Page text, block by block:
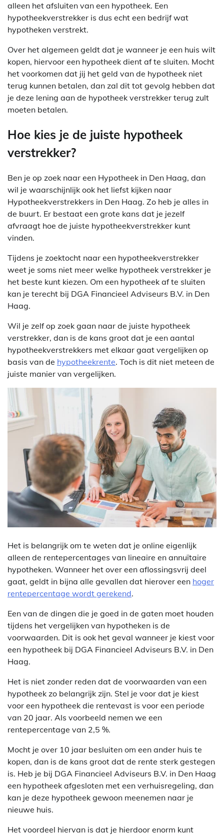
alleen het afsluiten van een hypotheek. Een
hypotheekverstrekker is dus echt een bedrijf wat
hypotheken verstrekt.
Over het algemeen geldt dat je wanneer je een huis wilt
kopen, hiervoor een hypotheek dient af te sluiten. Mocht
het voorkomen dat jij het geld van de hypotheek niet
terug kunnen betalen, dan zal dit tot gevolg hebben dat
je deze lening aan de hypotheek verstrekker terug zult
moeten betalen.
Hoe kies je de juiste hypotheek
verstrekker?
Ben je op zoek naar een Hypotheek in Den Haag, dan
wil je waarschijnlijk ook het liefst kijken naar
Hypotheekverstrekkers in Den Haag. Zo heb je alles in
de buurt. Er bestaat een grote kans dat je jezelf
afvraagt hoe de juiste hypotheekverstrekker kunt
vinden.
Tijdens je zoektocht naar een hypotheekverstrekker
weet je soms niet meer welke hypotheek verstrekker je
het beste kunt kiezen. Om een hypotheek af te sluiten
kan je terecht bij DGA Financieel Adviseurs B.V. in Den
Haag.
Wil je zelf op zoek gaan naar de juiste hypotheek
verstrekker, dan is de kans groot dat je een aantal
hypotheekverstrekkers met elkaar gaat vergelijken op
basis van de hypotheekrente. Toch is dit niet meteen de
juiste manier van vergelijken.
Het is belangrijk om te weten dat je online eigenlijk
alleen de rentepercentages van lineaire en annuïtaire
hypotheken. Wanneer het over een aflossingsvrij deel
gaat, geldt in bijna alle gevallen dat hierover een hoger
rentepercentage wordt gerekend.
Een van de dingen die je goed in de gaten moet houden
tijdens het vergelijken van hypotheken is de
voorwaarden. Dit is ook het geval wanneer je kiest voor
een hypotheek bij DGA Financieel Adviseurs B.V. in Den
Haag.
Het is niet zonder reden dat de voorwaarden van een
hypotheek zo belangrijk zijn. Stel je voor dat je kiest
voor een hypotheek die rentevast is voor een periode
van 20 jaar. Als voorbeeld nemen we een
rentepercentage van 2,5 %.
Mocht je over 10 jaar besluiten om een ander huis te
kopen, dan is de kans groot dat de rente sterk gestegen
is. Heb je bij DGA Financieel Adviseurs B.V. in Den Haag
een hypotheek afgesloten met een verhuisregeling, dan
kan je deze hypotheek gewoon meenemen naar je
nieuwe huis.
Het voordeel hiervan is dat je hierdoor enorm kunt